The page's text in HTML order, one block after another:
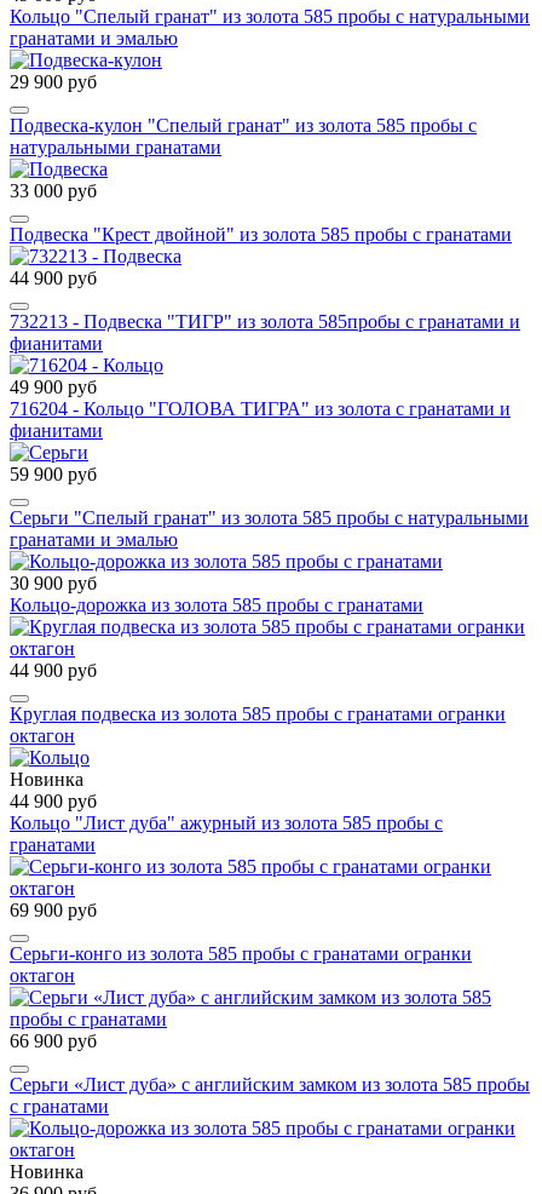
Кольцо "Спелый гранат" из золота 585 пробы с натуральными
гранатами и эмалью
29 900 руб
Подвеска-кулон "Спелый гранат" из золота 585 пробы с
натуральными гранатами
33 000 руб
Подвеска "Крест двойной" из золота 585 пробы с гранатами
44 900 руб
732213 - Подвеска "ТИГР" из золота 585пробы с гранатами и
фианитами
49 900 руб
716204 - Кольцо "ГОЛОВА ТИГРА" из золота с гранатами и
фианитами
59 900 руб
Серьги "Спелый гранат" из золота 585 пробы с натуральными
гранатами и эмалью
30 900 руб
Кольцо-дорожка из золота 585 пробы с гранатами
44 900 руб
Круглая подвеска из золота 585 пробы с гранатами огранки
октагон
Новинка
44 900 руб
Кольцо "Лист дуба" ажурный из золота 585 пробы с
гранатами
69 900 руб
Серьги-конго из золота 585 пробы с гранатами огранки
октагон
66 900 руб
Серьги «Лист дуба» с английским замком из золота 585 пробы
c гранатами
Новинка